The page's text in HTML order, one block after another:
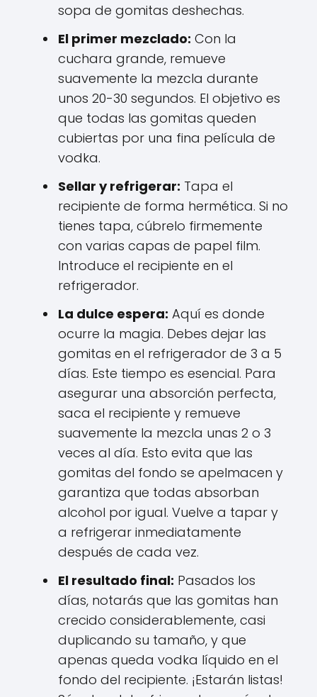
sopa de gomitas deshechas.
El primer mezclado: Con la
cuchara grande, remueve
suavemente la mezcla durante
unos 20-30 segundos. El objetivo es
que todas las gomitas queden
cubiertas por una fina película de
vodka.
Sellar y refrigerar: Tapa el
recipiente de forma hermética. Si no
tienes tapa, cúbrelo firmemente
con varias capas de papel film.
Introduce el recipiente en el
refrigerador.
La dulce espera: Aquí es donde
ocurre la magia. Debes dejar las
gomitas en el refrigerador de 3 a 5
días. Este tiempo es esencial. Para
asegurar una absorción perfecta,
saca el recipiente y remueve
suavemente la mezcla unas 2 o 3
veces al día. Esto evita que las
gomitas del fondo se apelmacen y
garantiza que todas absorban
alcohol por igual. Vuelve a tapar y
a refrigerar inmediatamente
después de cada vez.
El resultado final: Pasados los
días, notarás que las gomitas han
crecido considerablemente, casi
duplicando su tamaño, y que
apenas queda vodka líquido en el
fondo del recipiente. ¡Estarán listas!